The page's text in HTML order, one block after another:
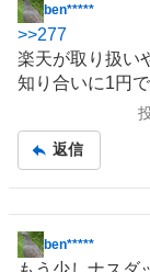
掲
示
板
記
ben*****
>>277
楽天が取り扱い
知り合いに1円
返信
掲
ben*****